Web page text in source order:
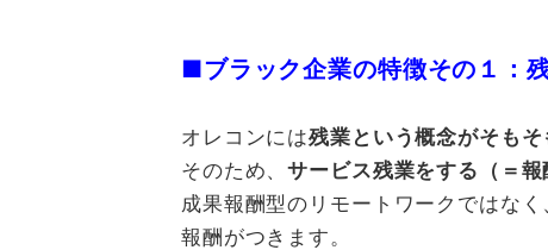
■ブラック企業の特徴その１：
オレコンには残業という概念がそもそ
そのため、サービス残業をする（＝
成果報酬型のリモートワークではな
報酬がつきます。